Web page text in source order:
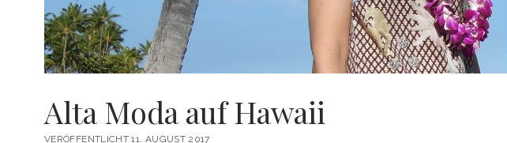
Alta Moda auf Hawaii
VERÖFFENTLICHT 11. AUGUST 2017